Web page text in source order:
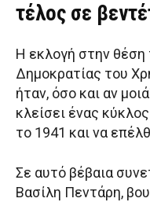
τέλος σε
Η εκλογή στην θέση
Δημοκρατίας του
ήταν, όσο και αν
κλείσει ένας
το 1941 και να
Σε αυτό βέβαια
Βασίλη Πεντάρη,